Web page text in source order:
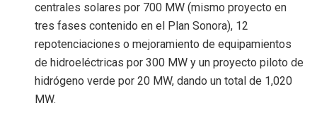
centrales solares por 700 MW (mismo proyecto en
tres fases contenido en el Plan Sonora), 12
repotenciaciones o mejoramiento de equipamientos
de hidroeléctricas por 300 MW y un proyecto piloto de
hidrógeno verde por 20 MW, dando un total de 1,020
MW.